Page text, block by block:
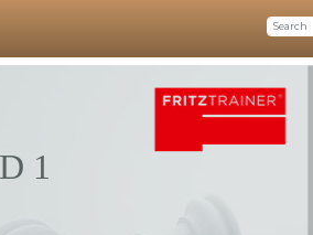
1